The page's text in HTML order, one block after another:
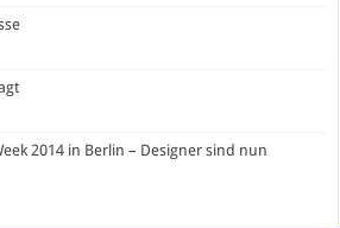
2014 in Berlin – Designer sind nun